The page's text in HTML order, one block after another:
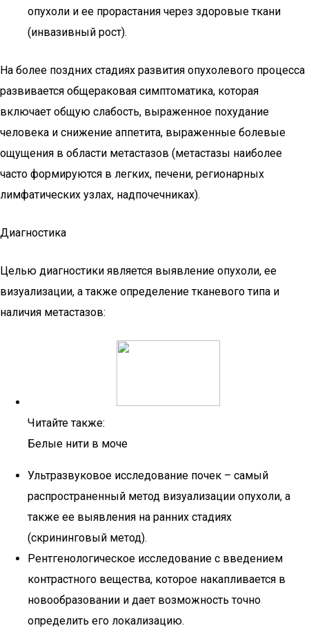
опухоли и ее прорастания через здоровые ткани
(инвазивный рост).
На более поздних стадиях развития опухолевого процесса
развивается общераковая симптоматика, которая
включает общую слабость, выраженное похудание
человека и снижение аппетита, выраженные болевые
ощущения в области метастазов (метастазы наиболее
часто формируются в легких, печени, регионарных
лимфатических узлах, надпочечниках).
Диагностика
Целью диагностики является выявление опухоли, ее
визуализации, а также определение тканевого типа и
наличия метастазов:
Читайте также:
Белые нити в моче
Ультразвуковое исследование почек – самый
распространенный метод визуализации опухоли, а
также ее выявления на ранних стадиях
(скрининговый метод).
Рентгенологическое исследование с введением
контрастного вещества, которое накапливается в
новообразовании и дает возможность точно
определить его локализацию.